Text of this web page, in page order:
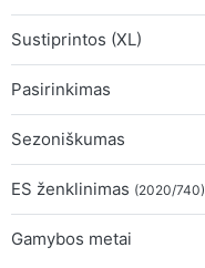
Sustiprintos (XL)
Pasirinkimas
Sezoniškumas
ES ženklinimas (2020/740)
Gamybos metai